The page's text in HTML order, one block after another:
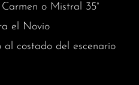
o Mistral 35°
el Novio
al costado del escenario